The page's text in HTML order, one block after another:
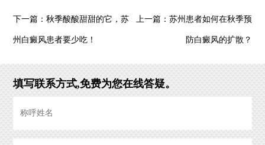
下一篇：秋季酸酸甜甜的它，苏
州白癜风患者要少吃！
上一篇： 苏州患者如何在秋季预
防白癜风的扩散？
填写联系方式,免费为您在线答疑。